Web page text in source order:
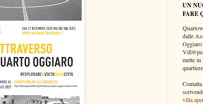
UN
FARE
dalle
mette in